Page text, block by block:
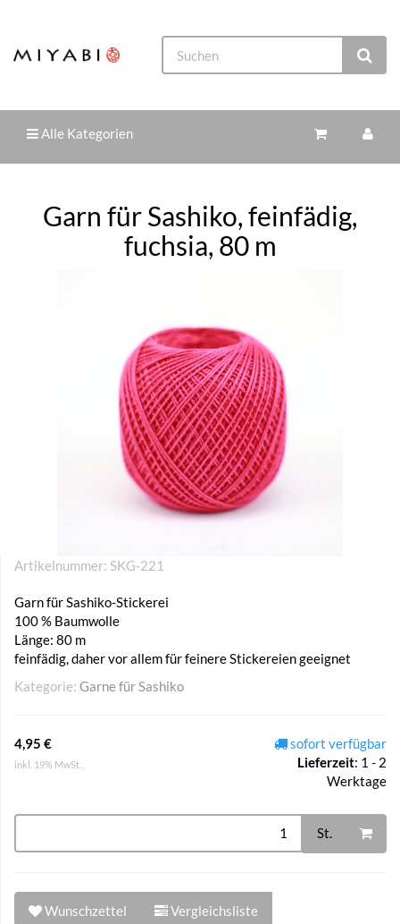
Alle Kategorien
Garn für Sashiko, feinfädig,
fuchsia, 80 m
Artikelnummer: SKG-221
Garn für Sashiko-Stickerei
100 % Baumwolle
Länge: 80 m
feinfädig, daher vor allem für feinere Stickereien geeignet
Kategorie: Garne für Sashiko
4,95 €
inkl. 19% MwSt. ,
sofort verfügbar
Lieferzeit: 1 - 2
Werktage
St.
Wunschzettel Vergleichsliste